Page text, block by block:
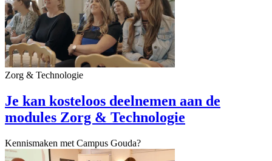
Zorg & Technologie
Je kan kosteloos deelnemen aan de
modules Zorg & Technologie
Kennismaken met Campus Gouda?